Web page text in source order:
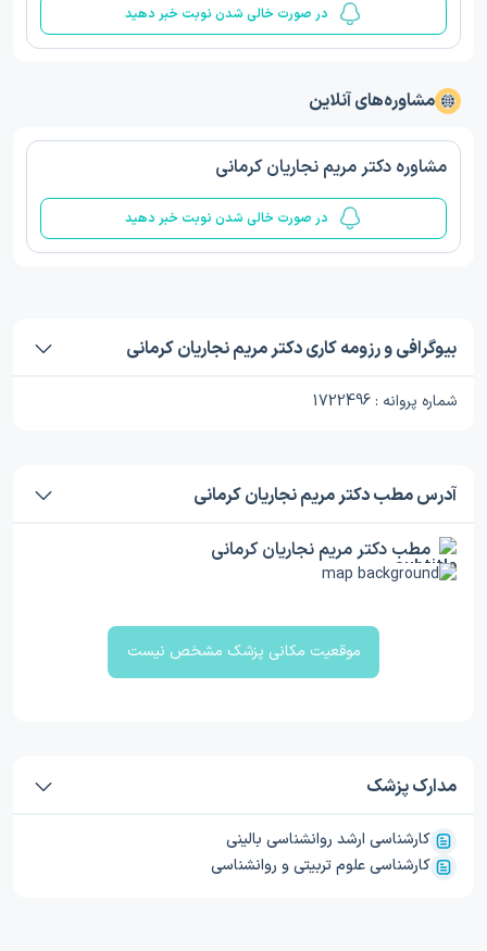
در صورت خالی شدن نوبت خبر دهید
مشاوره‌های آنلاین
مشاوره دکتر مریم نجاریان کرمانی
در صورت خالی شدن نوبت خبر دهید
بیوگرافی و رزومه کاری دکتر مریم نجاریان کرمانی
شماره پروانه : 1722496
آدرس مطب دکتر مریم نجاریان کرمانی
مطب دکتر مریم نجاریان کرمانی
موقعیت مکانی پزشک مشخص نیست
مدارک پزشک
کارشناسی ارشد روانشناسی بالینی
کارشناسی علوم تربیتی و روانشناسی